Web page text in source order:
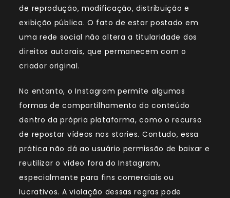
de reprodução, modificação, distribuição e
exibição pública. O fato de estar postado em
uma rede social não altera a titularidade dos
direitos autorais, que permanecem com o
criador original.
No entanto, o Instagram permite algumas
formas de compartilhamento do conteúdo
dentro da própria plataforma, como o recurso
de repostar vídeos nos stories. Contudo, essa
prática não dá ao usuário permissão de baixar e
reutilizar o vídeo fora do Instagram,
especialmente para fins comerciais ou
lucrativos. A violação dessas regras pode